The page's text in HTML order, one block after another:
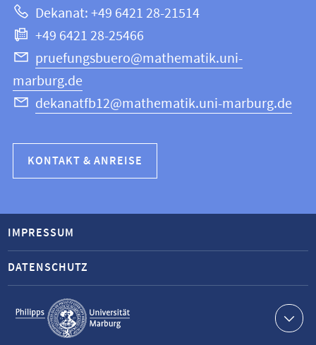
Informatik
Dekanat: +49 6421 28-21514
+49 6421 28-25466
pruefungsbuero@mathematik.uni-
marburg.de
dekanatfb12@mathematik.uni-marburg.de
KONTAKT & ANREISE
Service-
Navigation
IMPRESSUM
DATENSCHUTZ